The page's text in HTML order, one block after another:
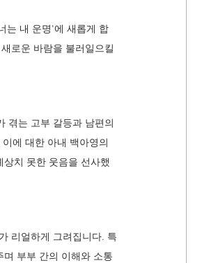
는 내 운명'에 새롭게 합
로운 바람을 불러일으킬
겪는 고부 갈등과 남편의
에 대한 아내 백아영의
치 못한 웃음을 선사했
리얼하게 그려집니다. 특
부부 간의 이해와 소통